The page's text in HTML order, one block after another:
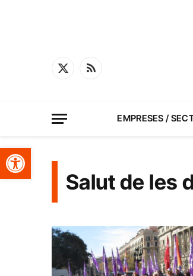
Obre la barra d'eines
X
RSS
EMPRESES /
Salut de les